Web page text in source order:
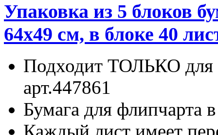
Упаковка из 5 блоков
64x49 см, в блоке 40
Подходит ТОЛЬКО для
арт.447861
Бумага для флипчарта